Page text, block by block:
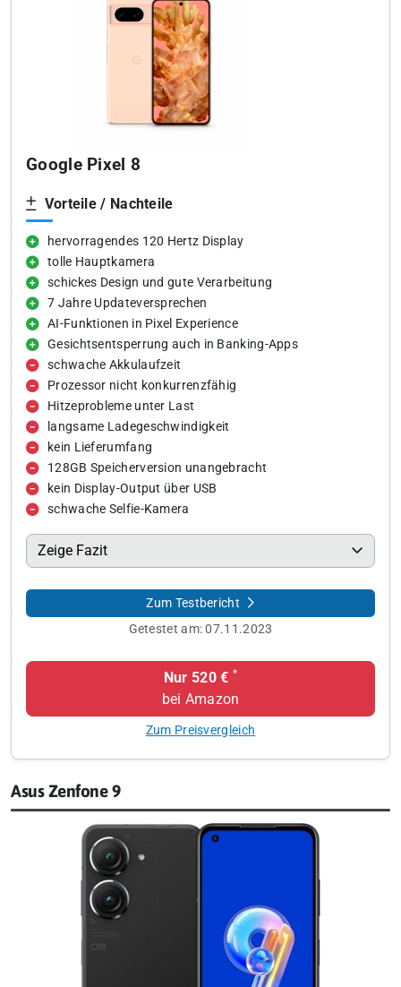
Google Pixel 8
Vorteile / Nachteile
hervorragendes 120 Hertz Display
tolle Hauptkamera
schickes Design und gute Verarbeitung
7 Jahre Updateversprechen
AI-Funktionen in Pixel Experience
Gesichtsentsperrung auch in Banking-Apps
schwache Akkulaufzeit
Prozessor nicht konkurrenzfähig
Hitzeprobleme unter Last
langsame Ladegeschwindigkeit
kein Lieferumfang
128GB Speicherversion unangebracht
kein Display-Output über USB
schwache Selfie-Kamera
Zeige Fazit
Zum Testbericht
Getestet am:07.11.2023
Nur 520 € *
bei Amazon
Zum Preisvergleich
Asus Zenfone 9